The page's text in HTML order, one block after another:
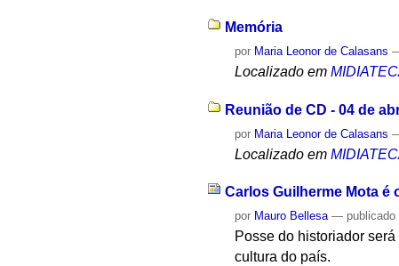
Memória
por Maria Leonor de Calasans
Localizado em
Reunião de CD - 04 de
por Maria Leonor de Calasans
Localizado em
Carlos Guilherme Mota é
por Mauro Bellesa — publicado
Posse do historiador
cultura do país.